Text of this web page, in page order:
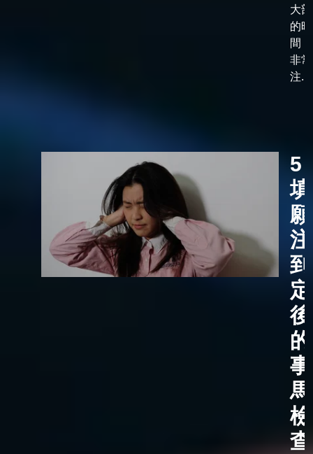
大
的時
間
非
注...
5
的
檢